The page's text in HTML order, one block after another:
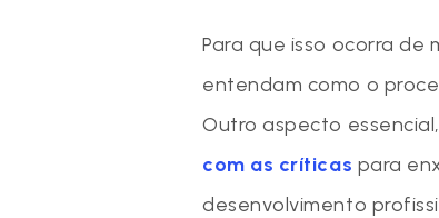
Para que isso ocorra de
entendam como o
Outro aspecto
com as críticas para
desenvolvimento